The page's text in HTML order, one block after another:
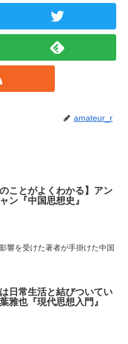
amateur_r
のことがよくわかる】アン
ン『中国思想史』
響を受けた著者が手掛けた中国
は日常生活と結びついてい
雅也『現代思想入門』